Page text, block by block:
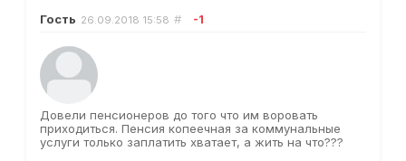
Гость 26.09.2018 15:58 # -1
Довели пенсионеров до того что им воровать
приходиться. Пенсия копеечная за коммунальные
услуги только заплатить хватает, а жить на что???